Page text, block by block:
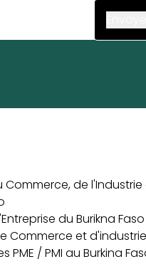
Commerce, de
du Burikna Faso
Commerce et d'industrie
PME / PMI au Burkina